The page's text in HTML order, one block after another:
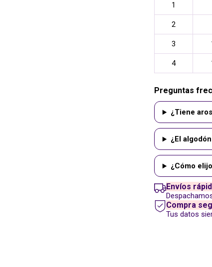
1
2
3
4
Preguntas
¿Tiene
¿El
¿Cómo
Envíos
Compra
Tus datos